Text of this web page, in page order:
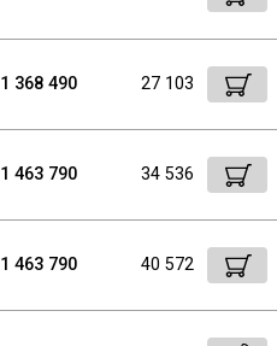
1 368 490 27 103
1 463 790 34 536
1 463 790 40 572